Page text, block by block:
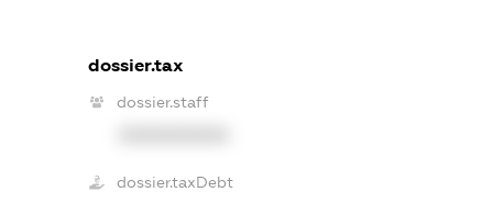
dossier.tax
dossier.staff
dossier.taxDebt